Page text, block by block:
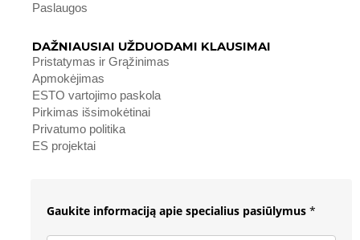
Paslaugos
DAŽNIAUSIAI UŽDUODAMI KLAUSIMAI
Pristatymas ir Grąžinimas
Apmokėjimas
ESTO vartojimo paskola
Pirkimas išsimokėtinai
Privatumo politika
ES projektai
Gaukite informaciją apie specialius pasiūlymus *